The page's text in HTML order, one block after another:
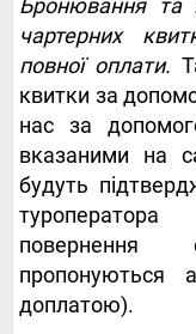
Бронювання та
чартерних
повної оплати.
квитки за
нас за
вказаними на
будуть
пропонуються
доплатою).